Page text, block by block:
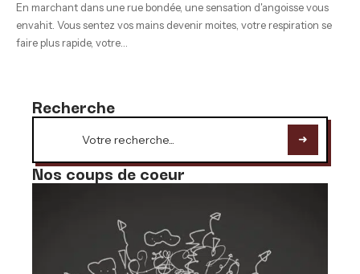
En marchant dans une rue bondée, une sensation d'angoisse vous
envahit. Vous sentez vos mains devenir moites, votre respiration se
faire plus rapide, votre…
Recherche
Nos coups de coeur